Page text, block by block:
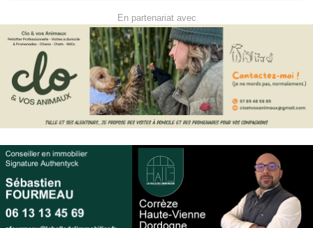
En partenariat avec